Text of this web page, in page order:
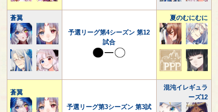
蒼翼
予選リーグ第4シーズン 第12
試合
夏のむにむに
蒼翼
予選リーグ第3シーズン 第3試
混沌イレギュラ
ーズ12